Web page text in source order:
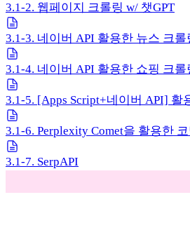
3.1-2. 웹페이지 크롤링 w/ 챗GPT
3.1-3. 네이버 API 활용한 뉴스 크롤
3.1-4. 네이버 API 활용한 쇼핑 크롤
3.1-5. [Apps Script+네이버 API] 활
3.1-6. Perplexity Comet을 활용한
3.1-7. SerpAPI